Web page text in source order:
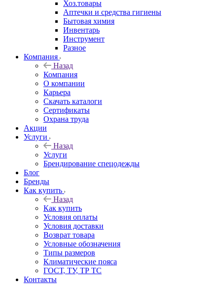
Хоз.товары
Аптечки и средства гигиены
Бытовая химия
Инвентарь
Инструмент
Разное
Компания
Назад
Компания
О компании
Карьера
Cкачать каталоги
Сертификаты
Охрана труда
Акции
Услуги
Назад
Услуги
Брендирование спецодежды
Блог
Бренды
Как купить
Назад
Как купить
Условия оплаты
Условия доставки
Возврат товара
Условные обозначения
Типы размеров
Климатические пояса
ГОСТ, ТУ, ТР ТС
Контакты